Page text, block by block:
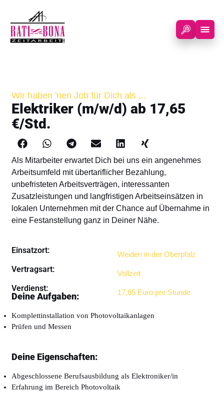
Wir haben 'nen Job für Dich als ...
Elektriker (m/w/d) ab 17,65
€/Std.
Als Mitarbeiter erwartet Dich bei uns ein angenehmes
Arbeitsumfeld mit übertariflicher Bezahlung,
unbefristeten Arbeitsverträgen, interessanten
Zusatzleistungen und langfristigen Arbeitseinsätzen in
lokalen Unternehmen mit der Chance auf Übernahme in
eine Festanstellung ganz in Deiner Nähe.
Einsatzort: Weiden in der Oberpfalz
Vertragsart: Vollzeit
Verdienst: 17,65 Euro pro Stunde
Deine Aufgaben:
Komplettinstallation von Photovoltaikanlagen
Prüfen und Messen
Deine Eigenschaften:
Abgeschlossene Berufsausbildung als Elektroniker/in
Erfahrung im Bereich Photovoltaik